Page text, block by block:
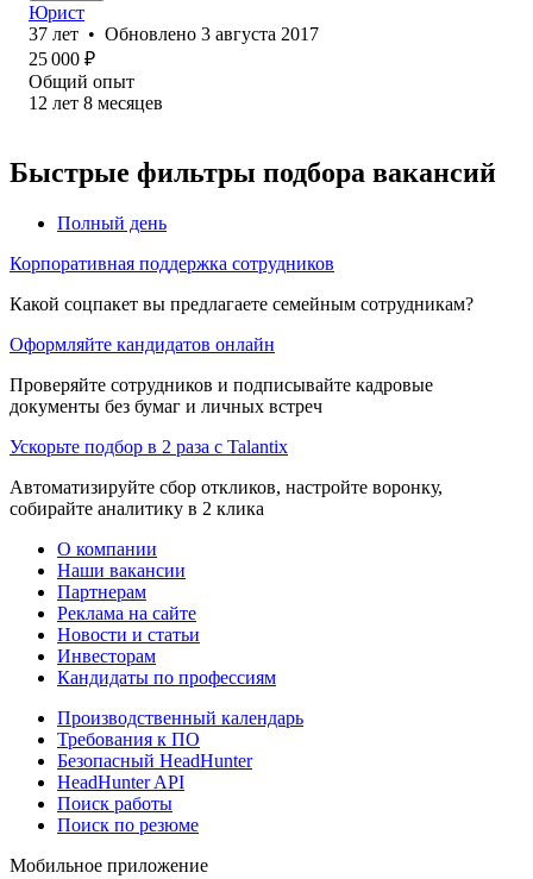
Юрист
37 лет • Обновлено 3 августа 2017
25 000 ₽
Общий опыт
12 лет 8 месяцев
Быстрые фильтры подбора вакансий
Полный день
Корпоративная поддержка сотрудников
Какой соцпакет вы предлагаете семейным сотрудникам?
Оформляйте кандидатов онлайн
Проверяйте сотрудников и подписывайте кадровые
документы без бумаг и личных встреч
Ускорьте подбор в 2 раза с Talantix
Автоматизируйте сбор откликов, настройте воронку,
собирайте аналитику в 2 клика
О компании
Наши вакансии
Партнерам
Реклама на сайте
Новости и статьи
Инвесторам
Кандидаты по профессиям
Производственный календарь
Требования к ПО
Безопасный HeadHunter
HeadHunter API
Поиск работы
Поиск по резюме
Мобильное приложение